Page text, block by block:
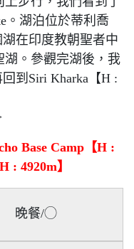
。湖泊位於蒂利喬
在印度教朝聖者中
湖。參觀完湖後，我
到Siri Kharka【H :
Base Camp【H :
: 4920m】
餐/◯